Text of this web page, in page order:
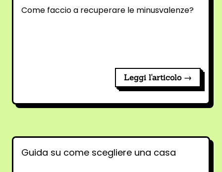
Come faccio a recuperare le minusvalenze?
Leggi l'articolo →
Guida su come scegliere una casa